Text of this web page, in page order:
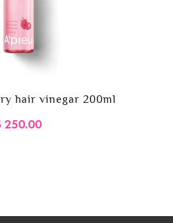
hair vinegar 200ml
250.00